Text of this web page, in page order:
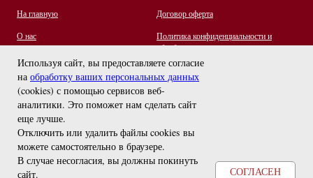
задайте вопрос
Используя сайт, вы предоставляете согласие
на обработку ваших персональных данных
(cookies) с помощью сервисов веб-
аналитики. Это поможет нам сделать сайт
еще лучше.
Отключить или удалить файлы cookies вы
можете самостоятельно в браузере.
В случае несогласия, вы должны покинуть
сайт.
СОГЛАСЕН
На главную
О нас
Контакты
Отзывы
Договор оферта
Политика конфиденциальности и
обработки персональных данных
Оплата и Доставка